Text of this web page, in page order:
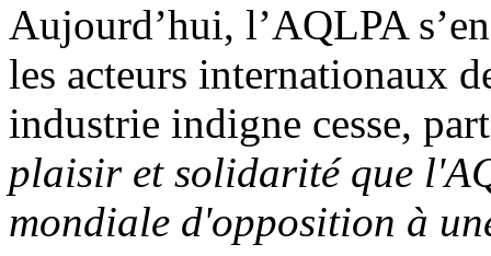
Aujourd’hui, l’AQLPA
les acteurs internationaux
industrie indigne cesse,
plaisir et solidarité que
mondiale d'opposition à